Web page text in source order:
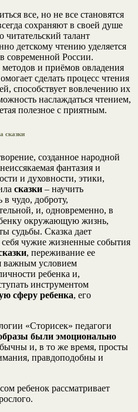
все, но не все становятся
сохраняют в своей душе
читательский талант
детскому чтению уделяется
современной России.
и приёмов овладения
сделать процесс чтения
способствует вовлечению их
наслаждаться чтением,
полезное с приятным.
сказки
созданное народной
фантазия и
и духовности, этики,
сказки – научить
чудо, доброту,
и, одновременно, в
окружающую жизнь,
судьбы. Сказка дает
себя чужие жизненные события
, переживание ее
важным условием
ребенка и,
инструментом
сферу ребенка, его
«Сторисек» педагоги
были эмоционально
и, в то же время, просты
правдоподобны и
ребенок рассматривает